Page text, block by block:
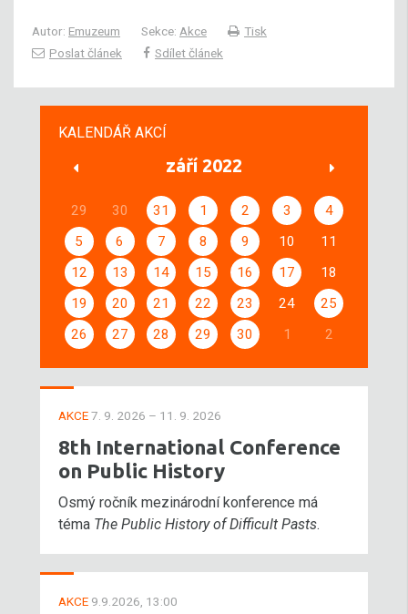
Autor: Emuzeum Sekce: Akce
Tisk
Poslat článek
Sdílet článek
KALENDÁŘ AKCÍ
září 2022
29 30 31 1 2 3
4
5
6 7 8 9 10
11
12
13 14 15 16 17
18
19
20 21 22 23 24
25
26
27 28 29 30 1 2
AKCE7. 9. 2026 – 11. 9. 2026
8th International Conference
on Public History
Osmý ročník mezinárodní konference má
téma The Public History of Difficult Pasts.
AKCE 9.9.2026, 13:00